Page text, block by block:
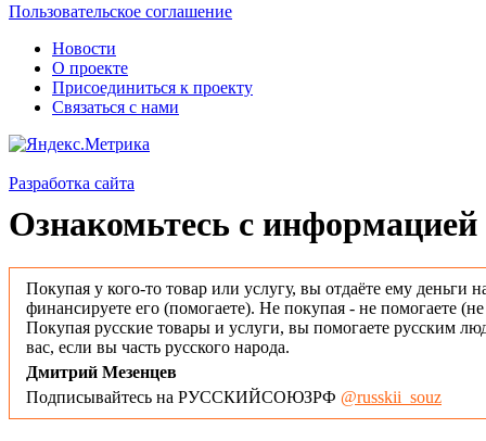
Пользовательское соглашение
Новости
О проекте
Присоединиться к проекту
Связаться с нами
Разработка сайта
Ознакомьтесь с информацией
Покупая у кого-то товар или услугу, вы отдаёте ему деньги
финансируете его (помогаете). Не покупая - не помогаете
Покупая русские товары и услуги, вы помогаете русским
вас, если вы часть русского народа.
Дмитрий Мезенцев
Подписывайтесь на РУССКИЙСОЮЗРФ @russkii_souz